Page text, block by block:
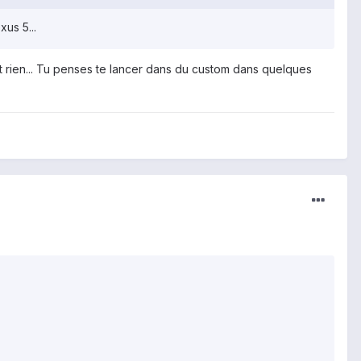
5...
Tu penses te lancer dans du custom dans quelques